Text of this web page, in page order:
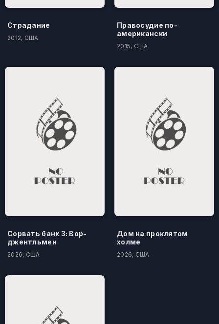
Страдание
2012, США
Правосудие по-
американски
2015, США
Сорвать банк 3: Вор-
джентльмен
2026, США
Дом на проклятом
холме
2026, США